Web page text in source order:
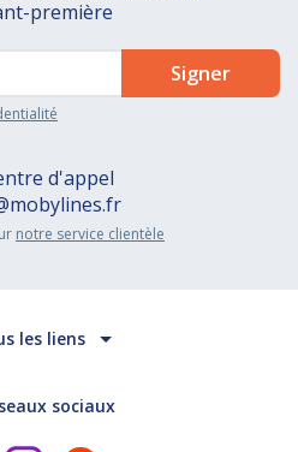
première
d'appel
notre service clientèle
les liens
sociaux